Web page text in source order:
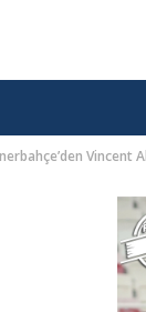
Vincent